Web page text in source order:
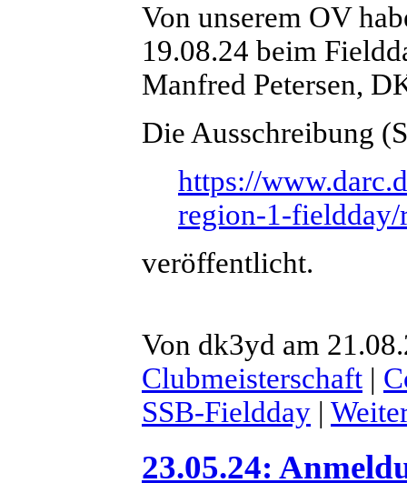
Von unserem OV
19.08.24 beim
Manfred Petersen,
Die Ausschreibung
https://
region-1-fieldday/
veröffentlicht.
Von dk3yd am
Clubmeisterschaft |
SSB-Fieldday |
23.05.24: